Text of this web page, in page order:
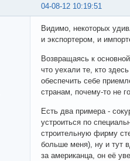
04-08-12 10:19:51
Видимо, некоторых
и экспортером, и
Возвращаясь к
что уехали те, кто
обеспечить себе
странам, почему-то не
Есть два примера -
устроиться по
строительную фирму
больше меня), ну и тут
за американца, он её